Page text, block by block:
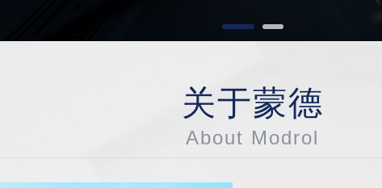
关于蒙德
About Modrol